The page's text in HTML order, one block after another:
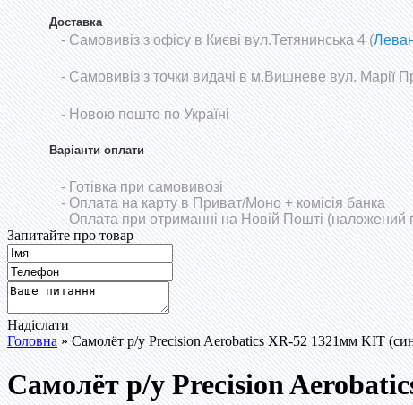
Доставка
- Самовивіз з офісу в Києві вул.Тетянинська 4 (
- Самовивіз з точки видачі в м.Вишневе вул. Марії
- Новою пошто по Україні
Варіанти оплати
- Готівка при самовивозі
- Оплата на карту в Приват/Моно+ комісія банка
- Оплата при отриманні на Новій Пошті (наложений
Запитайте про товар
Надіслати
Головна» Самолёт р/у Precision Aerobatics XR-52 1321мм KIT
Самолёт р/у Precision